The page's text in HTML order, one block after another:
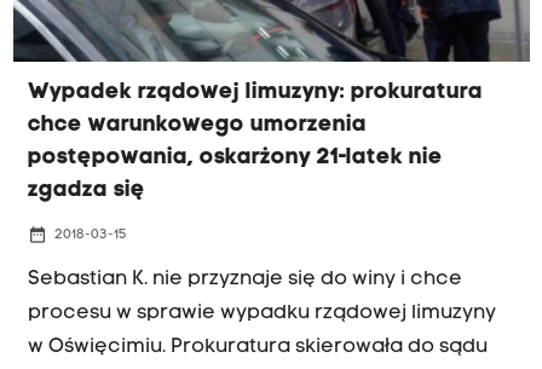
Wypadek rządowej limuzyny: prokuratura
chce warunkowego umorzenia
postępowania, oskarżony 21-latek nie
zgadza się
date_range 2018-03-15
Sebastian K. nie przyznaje się do winy i chce
procesu w sprawie wypadku rządowej limuzyny
w Oświęcimiu. Prokuratura skierowała do sądu